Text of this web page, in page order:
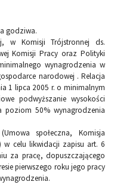
godziwa.
w Komisji Trójstronnej ds.
Komisji Pracy oraz Polityki
wynagrodzenia w
narodowej . Relacja
1 lipca 2005 r. o minimalnym
podwyższanie wysokości
poziom 50% wynagrodzenia
społeczna, Komisja
w celu likwidacji zapisu art. 6
za pracę, dopuszczającego
pierwszego roku jego pracy